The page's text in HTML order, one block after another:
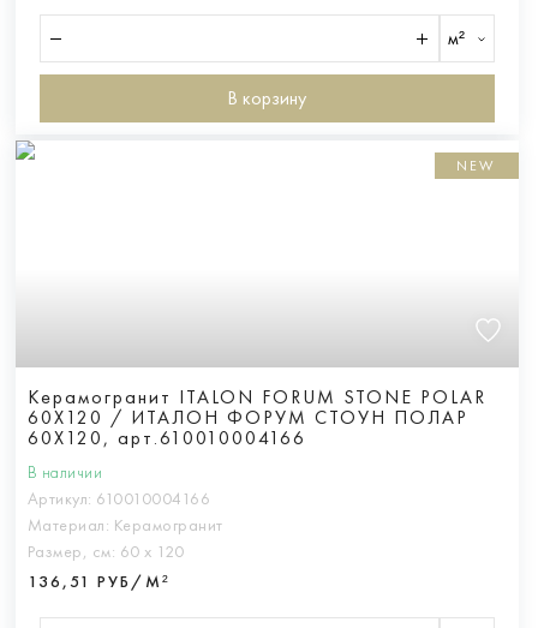
м²
В корзину
NEW
Керамогранит ITALON FORUM STONE POLAR
60X120 / ИТАЛОН ФОРУМ СТОУН ПОЛАР
60X120, арт.610010004166
В наличии
Артикул: 610010004166
Материал: Керамогранит
Размер, см: 60 х 120
136,51 РУБ/М²